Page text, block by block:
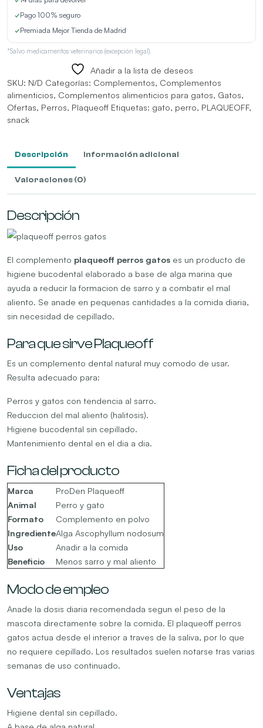
✓Pago 100% seguro
✓Premiada Mejor Tienda de Madrid
*Salvo medicamentos veterinarios (excepción legal).
Añadir a la lista de deseos
SKU: N/D Categorías: Complementos, Complementos
alimenticios, Complementos alimenticios para gatos, Gatos,
Ofertas, Perros, Plaqueoff Etiquetas: gato, perro, PLAQUEOFF,
snack
Descripción Información adicional
Valoraciones (0)
Descripción
El complemento plaqueoff perros gatos es un producto de
higiene bucodental elaborado a base de alga marina que
ayuda a reducir la formacion de sarro y a combatir el mal
aliento. Se anade en pequenas cantidades a la comida diaria,
sin necesidad de cepillado.
Para que sirve Plaqueoff
Es un complemento dental natural muy comodo de usar.
Resulta adecuado para:
Perros y gatos con tendencia al sarro.
Reduccion del mal aliento (halitosis).
Higiene bucodental sin cepillado.
Mantenimiento dental en el dia a dia.
Ficha del producto
Marca
ProDen Plaqueoff
Animal
Perro y gato
Formato
Complemento en polvo
IngredienteAlga Ascophyllum nodosum
Uso
Anadir a la comida
Beneficio
Menos sarro y mal aliento
Modo de empleo
Anade la dosis diaria recomendada segun el peso de la
mascota directamente sobre la comida. El plaqueoff perros
gatos actua desde el interior a traves de la saliva, por lo que
no requiere cepillado. Los resultados suelen notarse tras varias
semanas de uso continuado.
Ventajas
Higiene dental sin cepillado.